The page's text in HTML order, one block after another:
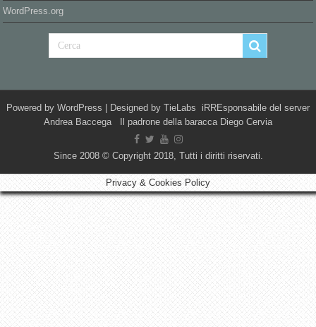
WordPress.org
Powered by WordPress | Designed by TieLabs iRREsponsabile del server
Andrea Baccega Il padrone della baracca Diego Cervia
Since 2008 © Copyright 2018, Tutti i diritti riservati.
Privacy & Cookies Policy